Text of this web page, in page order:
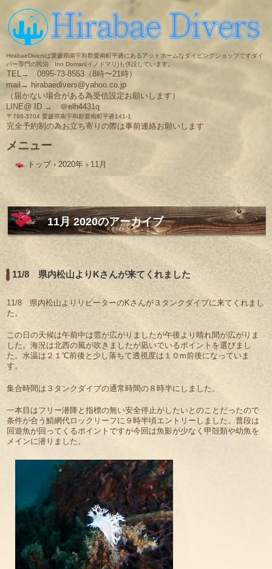
HirabaeDiversは愛媛県南宇和郡愛南町平碆にあるアットホームなダイビングショップですダイ
バー専門の民泊 Ino Domari(イノドマリ)も併設しています。
TEL→ 0895-73-8553（8時〜21時）
mail→ hirabaedivers@yahoo.co.jp
（届かない場合がある為受信設定お願いします）
LINE@ ID → ＠elh4431q
〒798-3704 愛媛県南宇和郡愛南町平碆141-1
完全予約制の為お立ち寄りの際は事前連絡お願いします
メニュー
へ
ス
キ
ッ
プ
トップ › 2020年 › 11月
11月 2020のアーカイブ
11/8 県内松山よりKさんが来てくれました
11/8 県内松山よりリピーターのKさんが３タンクダイブに来てくれまし
た。
この日の天候は午前中は雲が広がりましたが午後より晴れ間が広がりま
した。海況は北西の風が吹きましたが凪いでいるポイントを選びまし
た。水温は２１℃前後と少し落ちて透視度は１０m前後になっていま
す。
集合時間は３タンクダイブの通常時間の８時半にしました。
一本目はフリー潜降と指標の無い安全停止がしたいとのことだったので
条件が合う鯖網代ロックリーフに９時半頃エントリーしました。普段は
回遊魚が回ってくるポイントですが今回は魚影が少なく甲殻類や幼魚を
メインに潜りました。